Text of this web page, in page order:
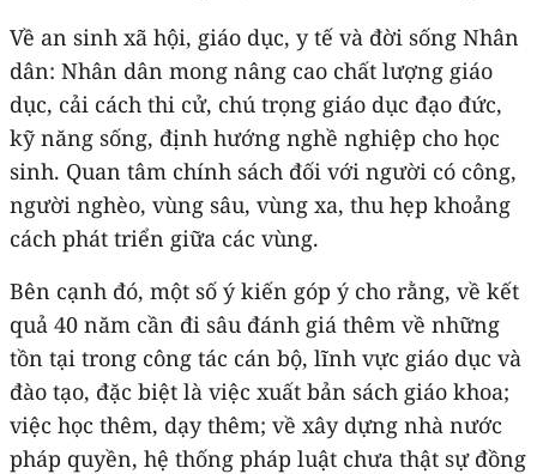
Về an sinh xã hội, giáo dục, y tế và đời sống Nhân
dân: Nhân dân mong nâng cao chất lượng giáo
dục, cải cách thi cử, chú trọng giáo dục đạo đức,
kỹ năng sống, định hướng nghề nghiệp cho học
sinh. Quan tâm chính sách đối với người có công,
người nghèo, vùng sâu, vùng xa, thu hẹp khoảng
cách phát triển giữa các vùng.
Bên cạnh đó, một số ý kiến góp ý cho rằng, về kết
quả 40 năm cần đi sâu đánh giá thêm về những
tồn tại trong công tác cán bộ, lĩnh vực giáo dục và
đào tạo, đặc biệt là việc xuất bản sách giáo khoa;
việc học thêm, dạy thêm; về xây dựng nhà nước
pháp quyền, hệ thống pháp luật chưa thật sự đồng